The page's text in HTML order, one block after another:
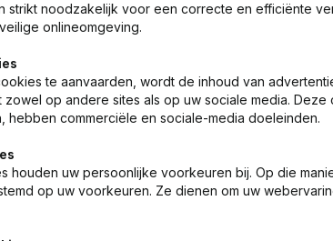
Oprichting (Nieuwe Rechtspersoon, Opening
strikt noodzakelijk voor een correcte en efficiënte
onlineomgeving.
te aanvaarden, wordt de inhoud van
zowel op andere sites als op uw sociale media.
hebben commerciële en sociale-media doeleinden.
houden uw persoonlijke voorkeuren bij. Op die
op uw voorkeuren. Ze dienen om uw